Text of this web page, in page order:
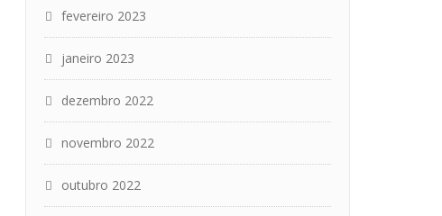
fevereiro 2023
janeiro 2023
dezembro 2022
novembro 2022
outubro 2022